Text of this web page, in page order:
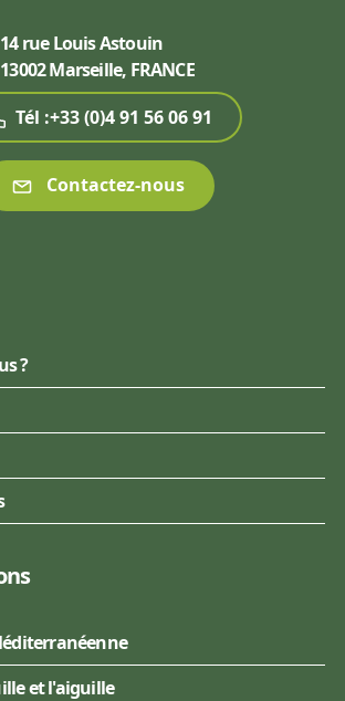
14 rue Louis Astouin
13002 Marseille, FRANCE
Tél :+33 (0)4 91 56 06 91
Contactez-nous
?
et l'aiguille